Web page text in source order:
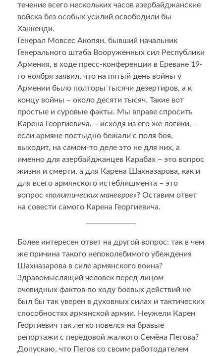
течение всего нескольких часов азербайджанские
войска без особых усилий освободили бы
Ханкенди.
Генерал Мовсес Акопян, бывший начальник
Генерального штаба Вооруженных сил Республики
Армения, в ходе пресс-конференции в Ереване 19-
го ноября заявил, что на пятый день войны у
Армении было полторы тысячи дезертиров, а к
концу войны – около десяти тысяч. Такие вот
простые и суровые факты. Мы вправе спросить
Карена Георгиевича, – исходя из его же логики, –
если армяне постыдно бежали с поля боя,
выходит, на самом-то деле это не для них, а
именно для азербайджанцев Карабах – это вопрос
жизни и смерти, а для Карена Шахназарова, как и
для всего армянского истеблишмента – это
вопрос «политических маневров»? Оставим ответ
на совести самого Карена Георгиевича.
Более интересен ответ на другой вопрос: так в чем
же причина такого непоколебимого убеждения
Шахназарова в силе армянского воина?
Здравомыслящий человек перед лицом
очевидных фактов по ходу боевых действий не
был бы так уверен в духовных силах и тактических
способностях армянской армии. Неужели Карен
Георгиевич так легко повелся на бравые
репортажи с передовой жалкого Семёна Пегова?
Допускаю, что Пегов со своим работодателем